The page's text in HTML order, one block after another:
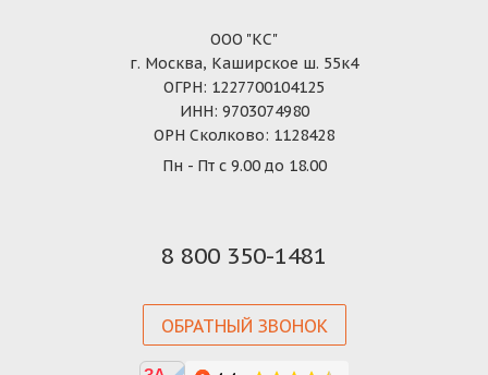
ООО "КС"
г. Москва, Каширское ш. 55к4
ОГРН: 1227700104125
ИНН: 9703074980
ОРН Сколково: 1128428
Пн - Пт с 9.00 до 18.00
8 800 350-1481
ОБРАТНЫЙ ЗВОНОК